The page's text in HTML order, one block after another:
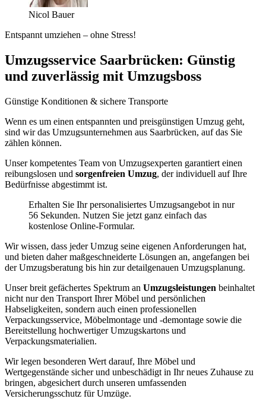
Nicol Bauer
Entspannt umziehen – ohne Stress!
Umzugsservice Saarbrücken: Günstig
und zuverlässig mit Umzugsboss
Günstige Konditionen & sichere Transporte
Wenn es um einen entspannten und preisgünstigen Umzug geht,
sind wir das Umzugsunternehmen aus Saarbrücken, auf das Sie
zählen können.
Unser kompetentes Team von Umzugsexperten garantiert einen
reibungslosen und sorgenfreien Umzug, der individuell auf Ihre
Bedürfnisse abgestimmt ist.
Erhalten Sie Ihr personalisiertes Umzugsangebot in nur
56 Sekunden. Nutzen Sie jetzt ganz einfach das
kostenlose Online-Formular.
Wir wissen, dass jeder Umzug seine eigenen Anforderungen hat,
und bieten daher maßgeschneiderte Lösungen an, angefangen bei
der Umzugsberatung bis hin zur detailgenauen Umzugsplanung.
Unser breit gefächertes Spektrum an Umzugsleistungen beinhaltet
nicht nur den Transport Ihrer Möbel und persönlichen
Habseligkeiten, sondern auch einen professionellen
Verpackungsservice, Möbelmontage und -demontage sowie die
Bereitstellung hochwertiger Umzugskartons und
Verpackungsmaterialien.
Wir legen besonderen Wert darauf, Ihre Möbel und
Wertgegenstände sicher und unbeschädigt in Ihr neues Zuhause zu
bringen, abgesichert durch unseren umfassenden
Versicherungsschutz für Umzüge.